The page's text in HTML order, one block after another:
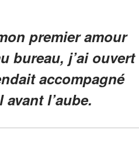
premier amour
bureau, j’ai ouvert
accompagné
l’aube.